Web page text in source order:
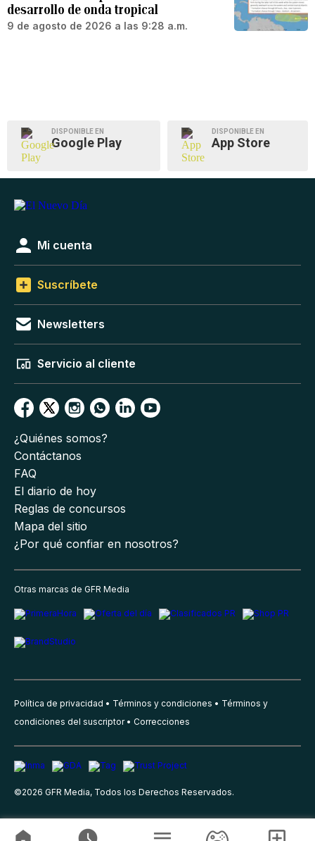
desarrollo de onda tropical
9 de agosto de 2026 a las 9:28 a.m.
DISPONIBLE EN
Google Play
DISPONIBLE EN
App Store
Mi cuenta
Suscríbete
Newsletters
Servicio al cliente
¿Quiénes somos?
Contáctanos
FAQ
El diario de hoy
Reglas de concursos
Mapa del sitio
¿Por qué confiar en nosotros?
Otras marcas de GFR Media
Política de privacidad Términos y condiciones
Términos y
condiciones del suscriptor
Correcciones
©2026 GFR Media, Todos los Derechos Reservados.